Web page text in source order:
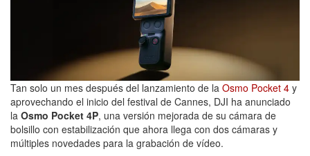
Tan solo un mes después del lanzamiento de la Osmo Pocket 4 y
aprovechando el inicio del festival de Cannes, DJI ha anunciado
la Osmo Pocket 4P, una versión mejorada de su cámara de
bolsillo con estabilización que ahora llega con dos cámaras y
múltiples novedades para la grabación de vídeo.